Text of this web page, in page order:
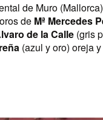
de Muro
de Mª Mercedes
de la Calle(gris
(azul y oro) oreja y